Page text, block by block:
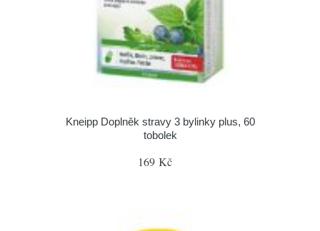
Kneipp Doplněk stravy 3 bylinky plus, 60
tobolek
169 Kč